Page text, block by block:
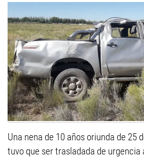
Una nena de 10 años oriunda de 25
tuvo que ser trasladada de urgencia